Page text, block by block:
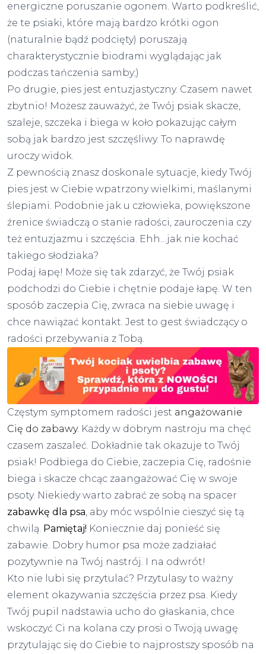
energiczne poruszanie ogonem. Warto podkreślić,
że te psiaki, które mają bardzo krótki ogon
(naturalnie bądź podcięty) poruszają
charakterystycznie biodrami wyglądając jak
podczas tańczenia samby;)
Po drugie, pies jest entuzjastyczny. Czasem nawet
zbytnio! Możesz zauważyć, że Twój psiak skacze,
szaleje, szczeka i biega w koło pokazując całym
sobą jak bardzo jest szczęśliwy. To naprawdę
uroczy widok.
Z pewnością znasz doskonale sytuacje, kiedy Twój
pies jest w Ciebie wpatrzony wielkimi, maślanymi
ślepiami. Podobnie jak u człowieka, powiększone
źrenice świadczą o stanie radości, zauroczenia czy
też entuzjazmu i szczęścia. Ehh…jak nie kochać
takiego słodziaka?
Podaj łapę! Może się tak zdarzyć, że Twój psiak
podchodzi do Ciebie i chętnie podaje łapę. W ten
sposób zaczepia Cię, zwraca na siebie uwagę i
chce nawiązać kontakt. Jest to gest świadczący o
radości przebywania z Tobą.
Częstym symptomem radości jest angażowanie
Cię do zabawy. Każdy w dobrym nastroju ma chęć
czasem zaszaleć. Dokładnie tak okazuje to Twój
psiak! Podbiega do Ciebie, zaczepia Cię, radośnie
biega i skacze chcąc zaangażować Cię w swoje
psoty. Niekiedy warto zabrać ze sobą na spacer
zabawkę dla psa , aby móc wspólnie cieszyć się tą
chwilą. Pamiętaj! Koniecznie daj ponieść się
zabawie. Dobry humor psa może zadziałać
pozytywnie na Twój nastrój. I na odwrót!
Kto nie lubi się przytulać? Przytulasy to ważny
element okazywania szczęścia przez psa. Kiedy
Twój pupil nadstawia ucho do głaskania, chce
wskoczyć Ci na kolana czy prosi o Twoją uwagę
przytulając się do Ciebie to najprostszy sposób na